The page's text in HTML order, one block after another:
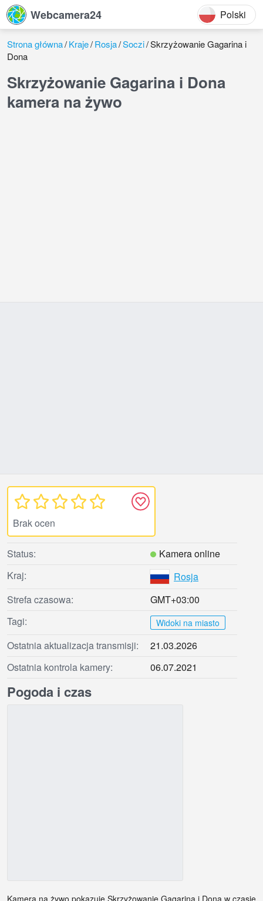
Webcamera24 Polski
Strona główna Kraje Rosja Soczi Skrzyżowanie Gagarina i
Dona
Skrzyżowanie Gagarina i Dona
kamera na żywo
Brak ocen
Status:
Kamera online
Kraj:
Rosja
Strefa czasowa:
GMT+03:00
Tagi:
Widoki na miasto
Ostatnia aktualizacja transmisji:
21.03.2026
Ostatnia kontrola kamery:
06.07.2021
Pogoda i czas